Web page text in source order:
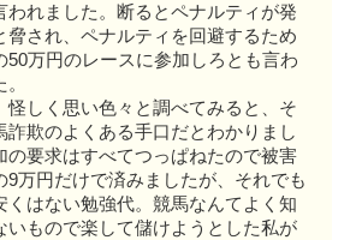
われました。断るとペナルティが発
脅され、ペナルティを回避するため
50万円のレースに参加しろとも言わ
怪しく思い色々と調べてみると、そ
詐欺のよくある手口だとわかりまし
の要求はすべてつっぱねたので被害
9万円だけで済みましたが、それでも
くはない勉強代。競馬なんてよく知
いもので楽して儲けようとした私が